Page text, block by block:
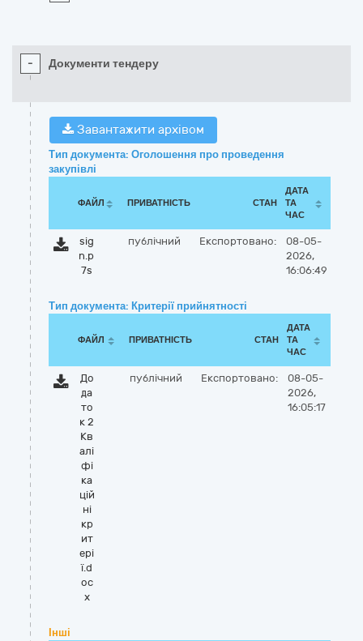
- Документи тендеру
Завантажити архівом
Тип документа: Оголошення про проведення
закупівлі
ФАЙЛ ПРИВАТНІСТЬ СТАН
ДАТА
ТА
ЧАС
sig
n.p
7s
публічний Експортовано:
08-05-
2026,
16:06:49
Тип документа: Критерії прийнятності
ФАЙЛ ПРИВАТНІСТЬ СТАН
ДАТА
ТА
ЧАС
До
да
то
к 2
Кв
алі
фі
ка
цій
ні
кр
ит
ері
ї.d
oc
x
публічний Експортовано:
08-05-
2026,
16:05:17
Інші